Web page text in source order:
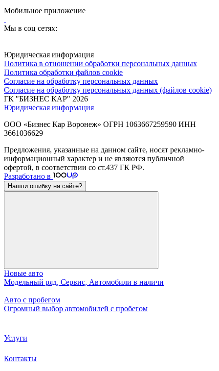
Мобильное приложение
Мы в соц сетях:
Юридическая информация
Политика в отношении обработки персональных данных
Политика обработки файлов cookie
Согласие на обработку персональных данных
Согласие на обработку персональных данных (файлов cookie)
ГК "БИЗНЕС КАР" 2026
Юридическая информация
ООО «Бизнес Кар Воронеж» ОГРН 1063667259590 ИНН
3661036629
Предложения, указанные на данном сайте, носят рекламно-
информационный характер и не являются публичной
офертой, в соответствии со ст.437 ГК РФ.
Разработано в
Нашли ошибку на сайте?
Новые авто
Модельный ряд, Сервис, Автомобили в наличи
Авто с пробегом
Огромный выбор автомобилей с пробегом
Услуги
Контакты